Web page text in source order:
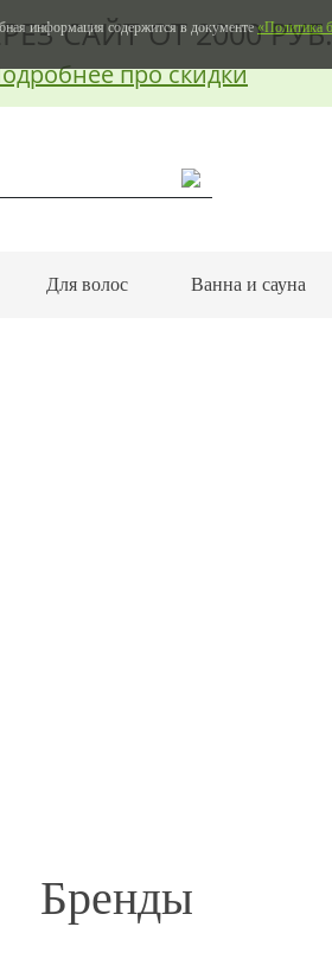
САЙТ ОТ 2000
про скидки
Для волос Ванна и сауна
Бренды
информация содержится в документе«Политика